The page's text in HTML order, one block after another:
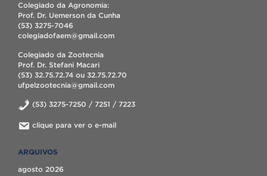
Colegiado da Agronomia:
Prof. Dr. Uemerson da Cunha
(53) 3275-7046
colegiadofaem@gmail.com
Colegiado da Zootecnia
Prof. Dr. Stefani Macari
(53) 32.75.72.74 ou 32.75.72.70
ufpelzootecnia@gmail.com
(53) 3275-7250 / 7251 / 7223
clique para ver o e-mail
ARQUIVOS
agosto 2026